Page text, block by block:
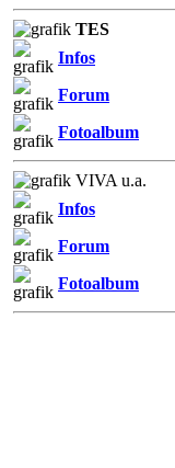
TES
Infos
Forum
Fotoalbum
VIVA u.a.
Infos
Forum
Fotoalbum